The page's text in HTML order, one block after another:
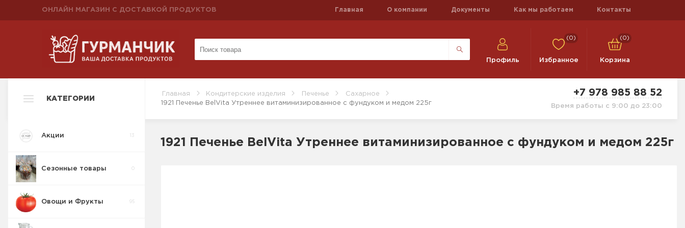
ОНЛАЙН МАГАЗИН С ДОСТАВКОЙ ПРОДУКТОВ Главная О компании Документы Как мы работаем Контакты
Профиль
(0)
Избранное
(0)
Корзина
Главная Кондитерские изделия Печенье
Сахарное
1921 Печенье BelVita Утреннее витаминизированное с фундуком и медом 225г
+7 978 985 88 52
Время работы с 9:00 до 23:00
КАТЕГОРИИ
Акции 13
Сезонные товары
Овощи и Фрукты 95
1921 Печенье BelVita Утреннее витаминизированное с фундуком и медом 225г